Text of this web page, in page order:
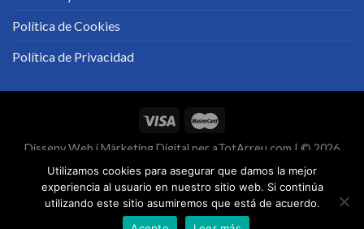
Política de Cookies
Política de Privacidad
Disseny Web iMàrketing Digital per aTotArreu.com | © 2026
Utilizamos cookies para asegurar que damos la mejor
experiencia al usuario en nuestro sitio web. Si continúa
utilizando este sitio asumiremos que está de acuerdo.